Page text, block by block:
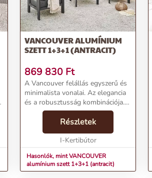
VANCOUVER ALUMÍNIUM
SZETT 1+3+1 (ANTRACIT)
869 830 Ft
A Vancouver felállás egyszerű és
minimalista vonalai. Az elegancia
és a robusztusság kombinációja.
Az epoxi kezeléssel és
vízlepergető betétekkel ellátott
alumínium konstrukciónak
köszönhetően a kert...
Részletek
I-Kertibútor
Hasonlók, mint VANCOUVER
alumínium szett 1+3+1 (antracit)